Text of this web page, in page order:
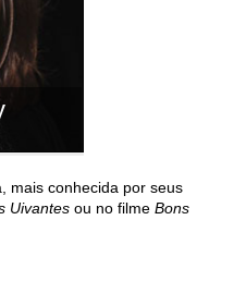
mais conhecida por seus
Uivantes ou no filme Bons